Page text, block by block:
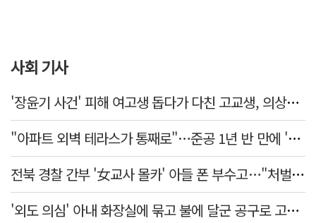
사회 기사
'장윤기 사건' 피해 여고생 돕다가 다친 고교생, 의상자 인정
"아파트 외벽 테라스가 통째로"…준공 1년 반 만에 '아찔 사고'
전북 경찰 간부 '女교사 몰카' 아들 폰 부수고…"처벌 못하는 사안" 내부망에 글
'외도 의심' 아내 화장실에 묶고 불에 달군 공구로 고문…남편 검거